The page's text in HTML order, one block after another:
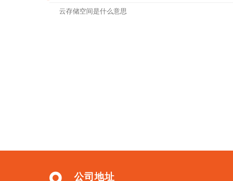
云存储空间是什么意思
公司地址